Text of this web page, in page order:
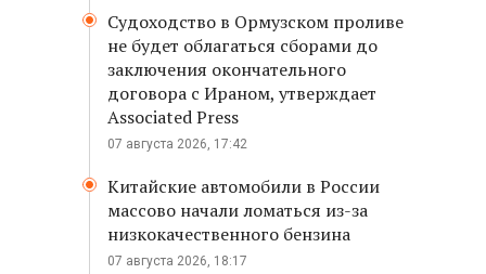
Судоходство в Ормузском проливе
не будет облагаться сборами до
заключения окончательного
договора с Ираном, утверждает
Associated Press
07 августа 2026, 17:42
Китайские автомобили в России
массово начали ломаться из-за
низкокачественного бензина
07 августа 2026, 18:17